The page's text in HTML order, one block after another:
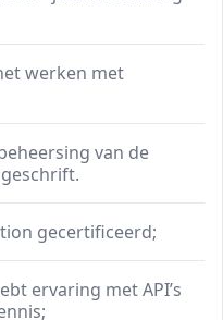
werken met
van de
gecertificeerd;
ervaring met API’s